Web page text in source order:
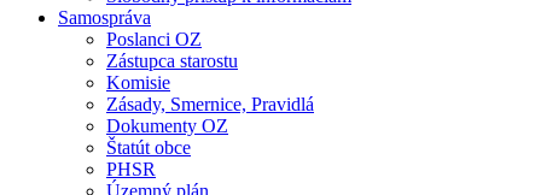
Samospráva
Poslanci OZ
Zástupca starostu
Komisie
Zásady, Smernice, Pravidlá
Dokumenty OZ
Štatút obce
PHSR
Územný plán